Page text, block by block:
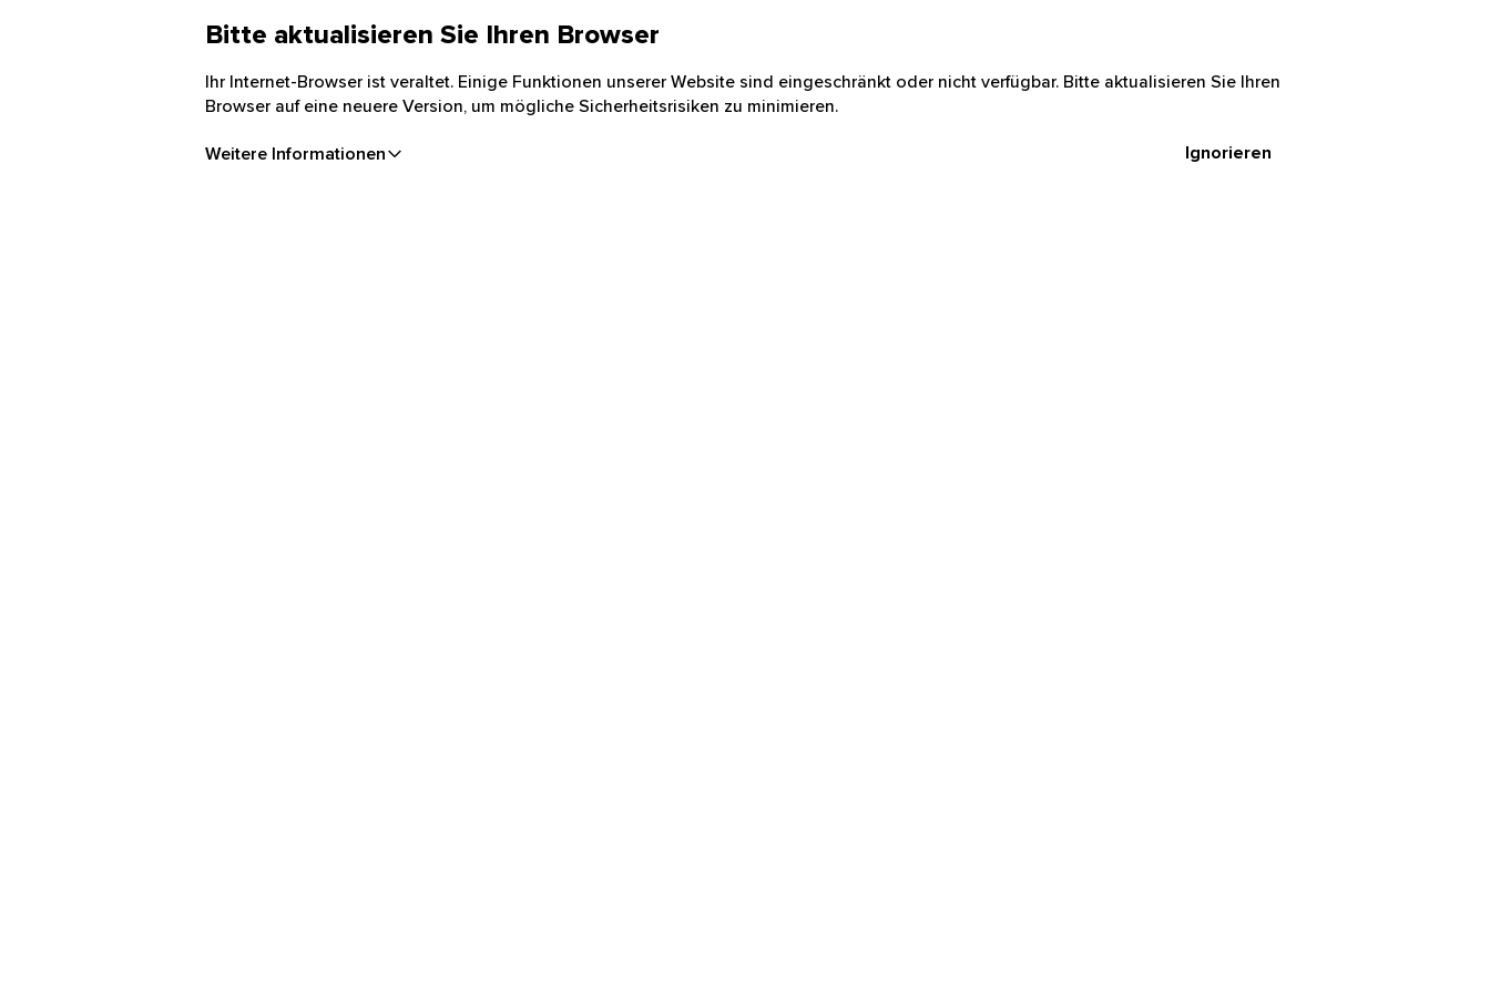
Bitte aktualisieren Sie Ihren Browser
Ihr Internet-Browser ist veraltet. Einige Funktionen unserer Website sind eingeschränkt oder nicht verfügbar. Bitte aktualisieren Sie Ihren
Browser auf eine neuere Version, um mögliche Sicherheitsrisiken zu minimieren.
Weitere Informationen Ignorieren